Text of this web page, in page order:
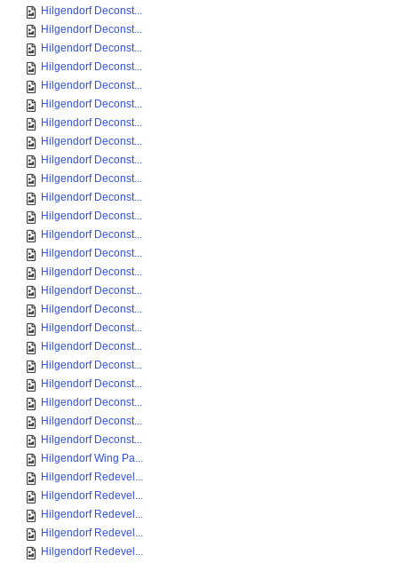
Hilgendorf Deconst...
Hilgendorf Deconst...
Hilgendorf Deconst...
Hilgendorf Deconst...
Hilgendorf Deconst...
Hilgendorf Deconst...
Hilgendorf Deconst...
Hilgendorf Deconst...
Hilgendorf Deconst...
Hilgendorf Deconst...
Hilgendorf Deconst...
Hilgendorf Deconst...
Hilgendorf Deconst...
Hilgendorf Deconst...
Hilgendorf Deconst...
Hilgendorf Deconst...
Hilgendorf Deconst...
Hilgendorf Deconst...
Hilgendorf Deconst...
Hilgendorf Deconst...
Hilgendorf Deconst...
Hilgendorf Deconst...
Hilgendorf Deconst...
Hilgendorf Deconst...
Hilgendorf Wing Pa...
Hilgendorf Redevel...
Hilgendorf Redevel...
Hilgendorf Redevel...
Hilgendorf Redevel...
Hilgendorf Redevel...